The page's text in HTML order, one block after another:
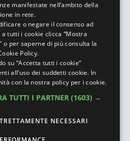
manifestate nell’ambito della
in rete.
o negare il consenso ad
tutti i cookie clicca “Mostra
o per saperne di più consulta la
Policy.
su “Accetta tutti i cookie”
all’uso dei suddetti cookie. In
con la nostra policy per i cookie.
TUTTI I PARTNER (1603) →
NECESSARI